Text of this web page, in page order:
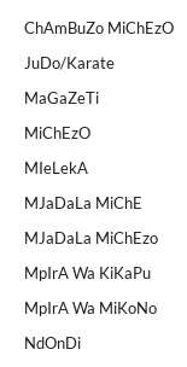
ChAmBuZo MiChEzO
JuDo/Karate
MaGaZeTi
MiChEzO
MIeLekA
MJaDaLa MiChE
MJaDaLa MiChEzo
MpIrA Wa KiKaPu
MpIrA Wa MiKoNo
NdOnDi